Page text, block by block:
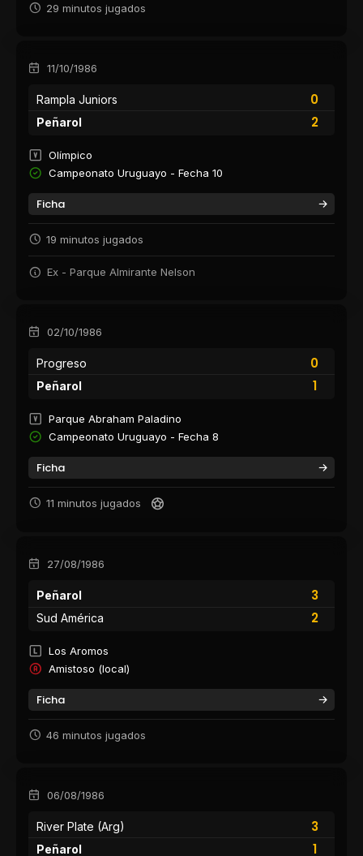
29 minutos jugados
11/10/1986
Rampla Juniors
0
2
Peñarol
Olímpico
Campeonato Uruguayo - Fecha 10
Ficha
19 minutos jugados
Ex - Parque Almirante Nelson
02/10/1986
Progreso
0
1
Peñarol
Parque Abraham Paladino
Campeonato Uruguayo - Fecha 8
Ficha
11 minutos jugados
27/08/1986
Peñarol
3
2
Sud América
Los Aromos
Amistoso (local)
Ficha
46 minutos jugados
06/08/1986
River Plate (Arg)
3
1
Peñarol